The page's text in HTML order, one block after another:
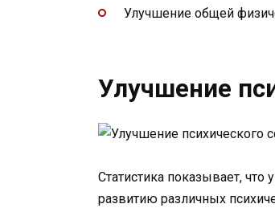
Улучшение общей
Улучшение
Статистика показывает,
развитию различных